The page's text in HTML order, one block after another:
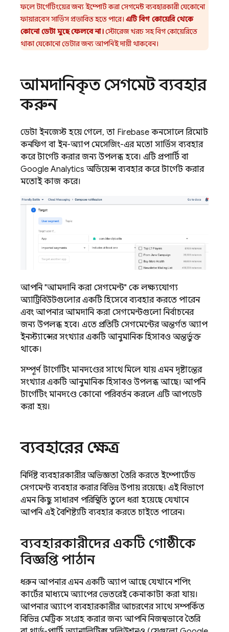
ফলে টার্গেটিংয়ের জন্য ইম্পোর্ট করা সেগমেন্ট ব্যবহারকারী যেকোনো
ফায়ারবেস সার্ভিস প্রভাবিত হতে পারে। এটি বিগ কোয়েরি থেকে
কোনো ডেটা মুছে ফেলবে না।স্টোরেজ খরচ সহ বিগ কোয়েরিতে
থাকা যেকোনো ডেটার জন্য আপনিই দায়ী থাকবেন।
আমদানিকৃত সেগমেন্ট ব্যবহার
করুন
ডেটা ইনজেস্ট হয়ে গেলে, তা Firebase কনসোলে রিমোট
কনফিগ বা ইন-অ্যাপ মেসেজিং-এর মতো সার্ভিস ব্যবহার
করে টার্গেট করার জন্য উপলব্ধ হবে। এটি প্রপার্টি বা
Google Analytics অডিয়েন্স ব্যবহার করে টার্গেট করার
মতোই কাজ করে।
আপনি "আমদানি করা সেগমেন্ট" কে লক্ষ্যযোগ্য
অ্যাট্রিবিউটগুলোর একটি হিসেবে ব্যবহার করতে পারেন
এবং আপনার আমদানি করা সেগমেন্টগুলো নির্বাচনের
জন্য উপলব্ধ হবে। এতে প্রতিটি সেগমেন্টের অন্তর্গত অ্যাপ
ইনস্ট্যান্সের সংখ্যার একটি আনুমানিক হিসাবও অন্তর্ভুক্ত
থাকে।
সম্পূর্ণ টার্গেটিং মানদণ্ডের সাথে মিলে যায় এমন দৃষ্টান্তের
সংখ্যার একটি আনুমানিক হিসাবও উপলব্ধ আছে। আপনি
টার্গেটিং মানদণ্ডে কোনো পরিবর্তন করলে এটি আপডেট
করা হয়।
ব্যবহারের ক্ষেত্র
নির্দিষ্ট ব্যবহারকারীর অভিজ্ঞতা তৈরি করতে ইম্পোর্টেড
সেগমেন্ট ব্যবহার করার বিভিন্ন উপায় রয়েছে। এই বিভাগে
এমন কিছু সাধারণ পরিস্থিতি তুলে ধরা হয়েছে যেখানে
আপনি এই বৈশিষ্ট্যটি ব্যবহার করতে চাইতে পারেন।
ব্যবহারকারীদের একটি গোষ্ঠীকে
বিজ্ঞপ্তি পাঠান
ধরুন আপনার এমন একটি অ্যাপ আছে যেখানে শপিং
কার্টের মাধ্যমে অ্যাপের ভেতরেই কেনাকাটা করা যায়।
আপনার অ্যাপে ব্যবহারকারীর আচরণের সাথে সম্পর্কিত
বিভিন্ন মেট্রিক সংগ্রহ করার জন্য আপনি নিজস্বভাবে তৈরি